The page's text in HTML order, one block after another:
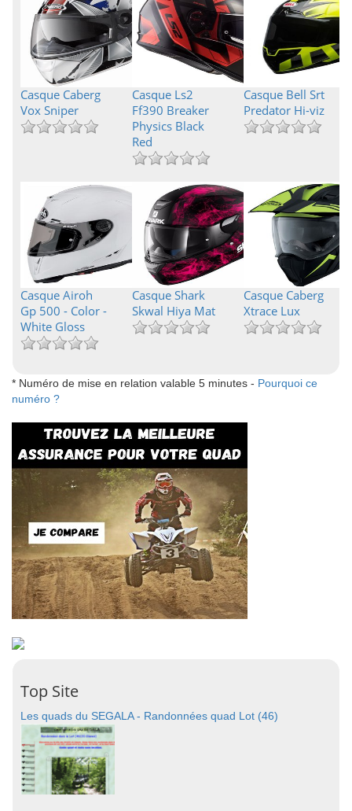
Casque Caberg
Vox Sniper
Casque Ls2
Ff390 Breaker
Physics Black
Red
Casque Bell Srt
Predator Hi-viz
Casque Airoh
Gp 500 - Color -
White Gloss
Casque Shark
Skwal Hiya Mat
Casque Caberg
Xtrace Lux
* Numéro de mise en relation valable 5 minutes - Pourquoi ce
numéro ?
Top Site
Les quads du SEGALA - Randonnées quad Lot (46)